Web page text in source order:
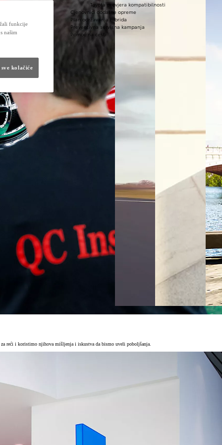
Toyota provjera kompatibilnosti
Cjenovnici dodatne opreme
Plan održavanja hibrida
Preventivna servisna kampanja
Pomoć na cesti
reći i koristimo njihova mišljenja i iskustva da bismo uveli poboljšanja.
funkcije
našim
kolačiće